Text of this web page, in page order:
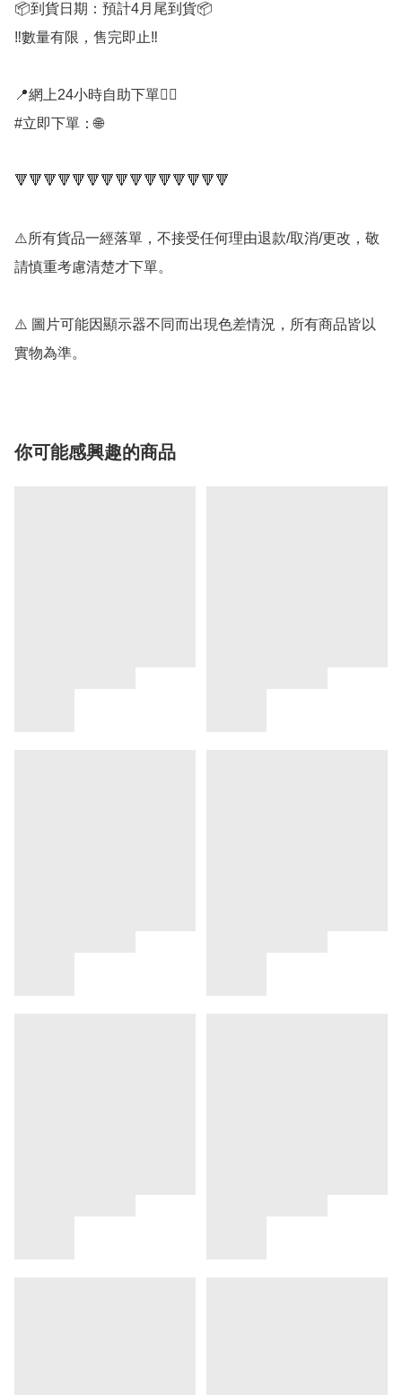
📦到貨日期：預計4月尾到貨📦
‼️數量有限，售完即止‼️
📍網上24小時自助下單👍🏻
#立即下單：🌐
🔻🔻🔻🔻🔻🔻🔻🔻🔻🔻🔻🔻🔻🔻🔻
⚠️所有貨品一經落單，不接受任何理由退款/取消/更改，敬
請慎重考慮清楚才下單。
⚠️ 圖片可能因顯示器不同而出現色差情況，所有商品皆以
實物為準。
你可能感興趣的商品